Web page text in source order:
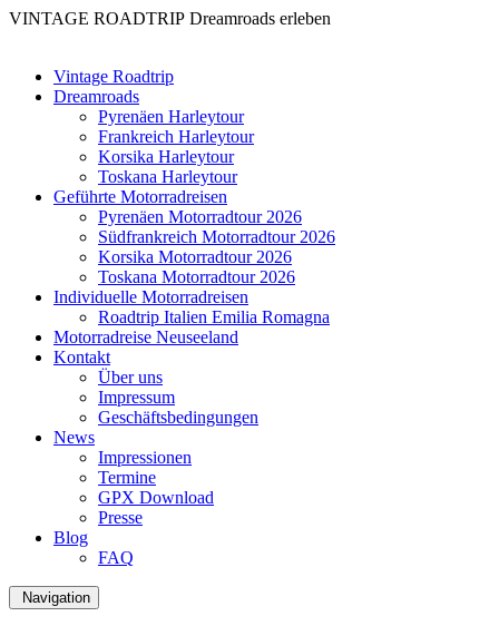
VINTAGE ROADTRIP Dreamroads erleben
Vintage Roadtrip
Dreamroads
Pyrenäen Harleytour
Frankreich Harleytour
Korsika Harleytour
Toskana Harleytour
Geführte Motorradreisen
Pyrenäen Motorradtour 2026
Südfrankreich Motorradtour 2026
Korsika Motorradtour 2026
Toskana Motorradtour 2026
Individuelle Motorradreisen
Roadtrip Italien Emilia Romagna
Motorradreise Neuseeland
Kontakt
Über uns
Impressum
Geschäftsbedingungen
News
Impressionen
Termine
GPX Download
Presse
Blog
FAQ
Navigation